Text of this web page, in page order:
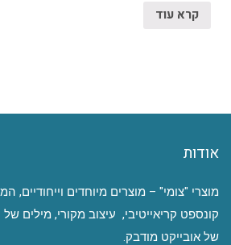
קרא עוד
אודות
מוצרי "צומי" – מוצרים מיוחדים וייחודיים,
קונספט קריאייטיבי, עיצוב מקורי, מילים
של אובייקט מודבק.